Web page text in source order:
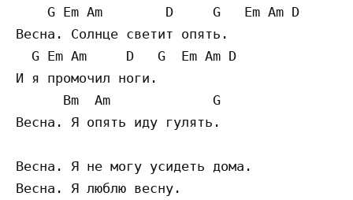
    G Em Am        D     G   Em Am D
Весна. Солнце светит опять.
  G Em Am     D   G  Em Am D
И я промочил ноги.
      Bm  Am             G
Весна. Я опять иду гулять.
Весна. Я не могу усидеть дома.
Весна. Я люблю весну.